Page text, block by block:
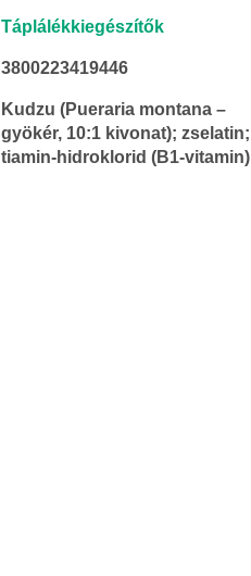
Táplálékkiegészítők
3800223419446
Kudzu (Pueraria montana –
gyökér, 10:1 kivonat); zselatin;
tiamin-hidroklorid (B1-vitamin)